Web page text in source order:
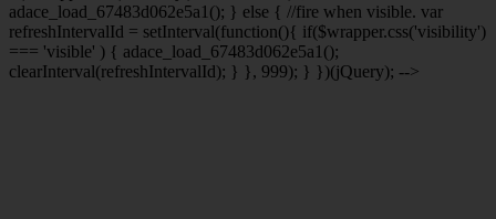
adace_load_67483d062e5a1(); } else { //fire when visible. var
refreshIntervalId = setInterval(function(){ if($wrapper.css('visibility')
=== 'visible' ) { adace_load_67483d062e5a1();
clearInterval(refreshIntervalId); } }, 999); } })(jQuery); -->